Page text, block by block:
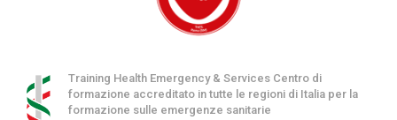
Training Health Emergency & Services Centro di
formazione accreditato in tutte le regioni di Italia per la
formazione sulle emergenze sanitarie